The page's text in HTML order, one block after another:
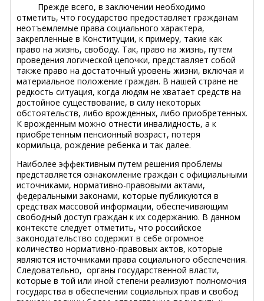
Прежде всего, в заключении необходимо
отметить, что государство предоставляет гражданам
неотъемлемые права социального характера,
закрепленные в Конституции, к примеру, такие как
право на жизнь, свободу. Так, право на жизнь, путем
проведения логической цепочки, представляет собой
также право на достаточный уровень жизни, включая и
материальное положение граждан. В нашей стране не
редкость ситуация, когда людям не хватает средств на
достойное существование, в силу некоторых
обстоятельств, либо врожденных, либо приобретенных.
К врожденным можно отнести инвалидность, а к
приобретенным пенсионный возраст, потеря
кормильца, рождение ребенка и так далее.
Наиболее эффективным путем решения проблемы
представляется ознакомление граждан с официальными
источниками, нормативно-правовыми актами,
федеральными законами, которые публикуются в
средствах массовой информации, обеспечивающим
свободный доступ граждан к их содержанию. В данном
контексте следует отметить, что российское
законодательство содержит в себе огромное
количество нормативно-правовых актов, которые
являются источниками права социального обеспечения.
Следовательно, органы государственной власти,
которые в той или иной степени реализуют полномочия
государства в обеспечении социальных прав и свобод